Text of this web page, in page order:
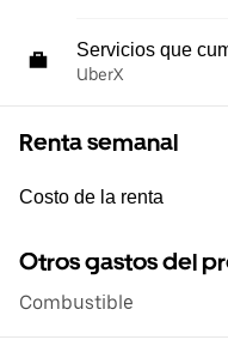
Servicios que
UberX
Renta semanal
Costo de la renta
Otros gastos del
Combustible